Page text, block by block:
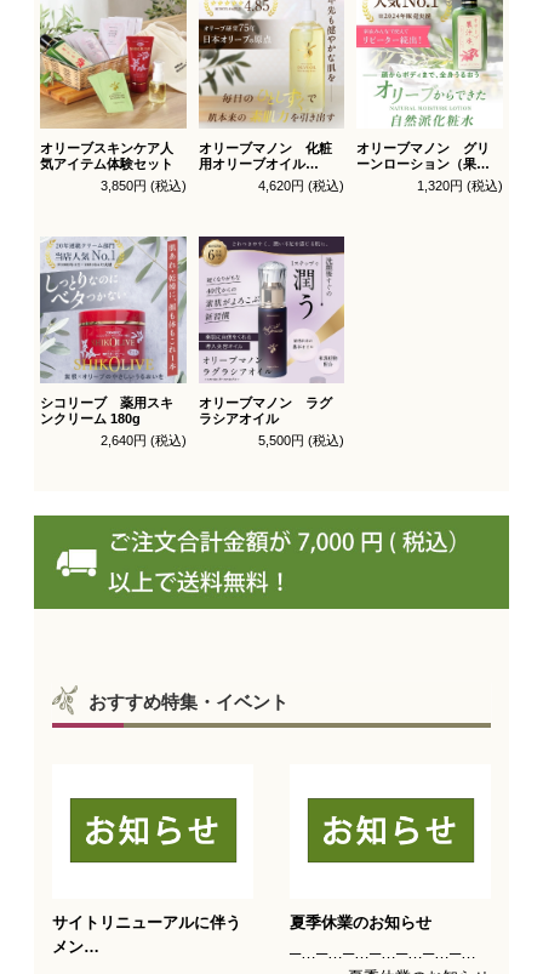
オリーブスキンケア人
気アイテム体験セット
3,850円 (税込)
オリーブマノン 化粧
用オリーブオイル
4,620円 (税込)
オリーブマノン グリ
ーンローション（果汁
1,320円 (税込)
シコリーブ 薬用スキ
ンクリーム 180g
2,640円 (税込)
オリーブマノン ラグ
ラシアオイル
5,500円 (税込)